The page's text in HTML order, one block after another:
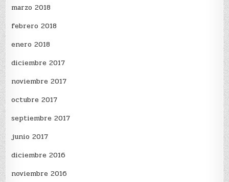
marzo 2018
febrero 2018
enero 2018
diciembre 2017
noviembre 2017
octubre 2017
septiembre 2017
junio 2017
diciembre 2016
noviembre 2016